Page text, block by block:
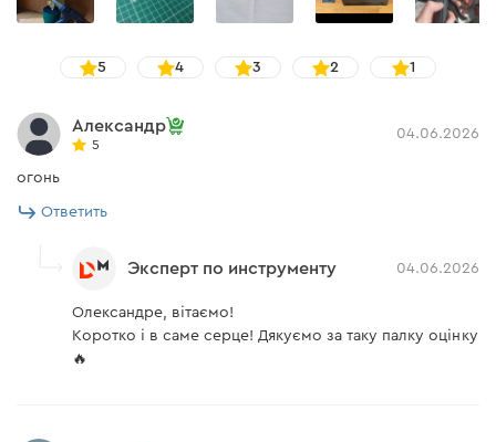
5 4 3 2 1
Александр
5
04.06.2026
огонь
Ответить
Эксперт по инструменту 04.06.2026
Олександре, вітаємо!
Коротко і в саме серце! Дякуємо за таку палку оцінку
🔥